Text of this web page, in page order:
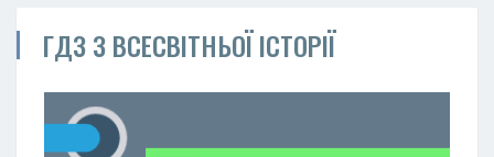
ГДЗ З ВСЕСВІТНЬОЇ ІСТОРІЇ